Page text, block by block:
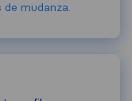
mudanza.